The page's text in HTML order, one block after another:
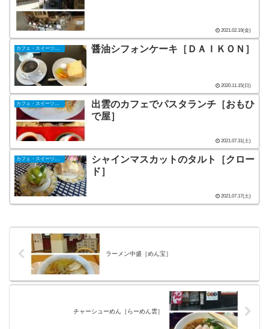
2021.02.19(金)
カフェ・スイーツ（山陰） 醤油シフォンケーキ［ＤＡＩＫＯＮ］
2020.11.15(日)
カフェ・スイーツ（山陰）
出雲のカフェでパスタランチ［おもひ
で屋］
2021.07.31(土)
カフェ・スイーツ（山陰）
シャインマスカットのタルト［クロー
ド］
2021.07.17(土)
ラーメン中盛［めん宝］
チャーシューめん［らーめん雲］